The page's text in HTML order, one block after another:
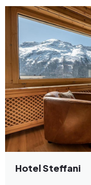
Hotel Steffani